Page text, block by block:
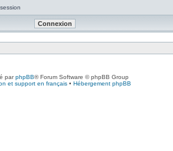
parphpBB® Forum Software © phpBB Group
et support en français• Hébergement phpBB